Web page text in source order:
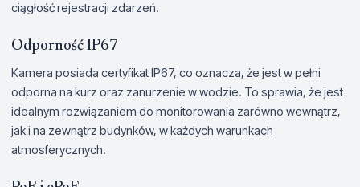
ciągłość rejestracji zdarzeń.
Odporność IP67
Kamera posiada certyfikat IP67, co oznacza, że jest w pełni
odporna na kurz oraz zanurzenie w wodzie. To sprawia, że jest
idealnym rozwiązaniem do monitorowania zarówno wewnątrz,
jak i na zewnątrz budynków, w każdych warunkach
atmosferycznych.